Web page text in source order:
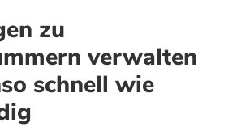
zu
verwalten
schnell wie